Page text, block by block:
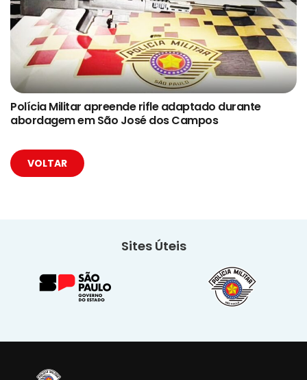
Polícia Militar apreende rifle adaptado durante
abordagem em São José dos Campos
VOLTAR
Sites Úteis